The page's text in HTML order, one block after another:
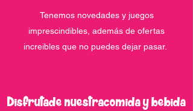
Tenemos novedades y juegos
imprescindibles, además de ofertas
increibles que no puedes dejar pasar.
Disfrutade nuestracomida y bebida